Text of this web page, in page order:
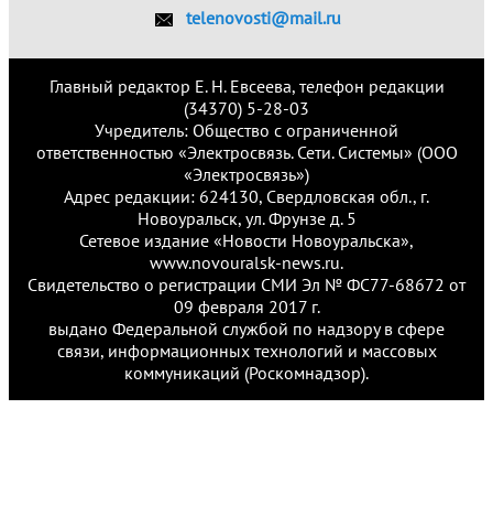
telenovosti@mail.ru
Главный редактор Е. Н. Евсеева, телефон редакции
(34370) 5-28-03
Учредитель: Общество с ограниченной
ответственностью «Электросвязь. Сети. Системы» (ООО
«Электросвязь»)
Адрес редакции: 624130, Свердловская обл., г.
Новоуральск, ул. Фрунзе д. 5
Сетевое издание «Новости Новоуральска»,
www.novouralsk-news.ru.
Свидетельство о регистрации СМИ Эл № ФС77-68672 от
09 февраля 2017 г.
выдано Федеральной службой по надзору в сфере
связи, информационных технологий и массовых
коммуникаций (Роскомнадзор).